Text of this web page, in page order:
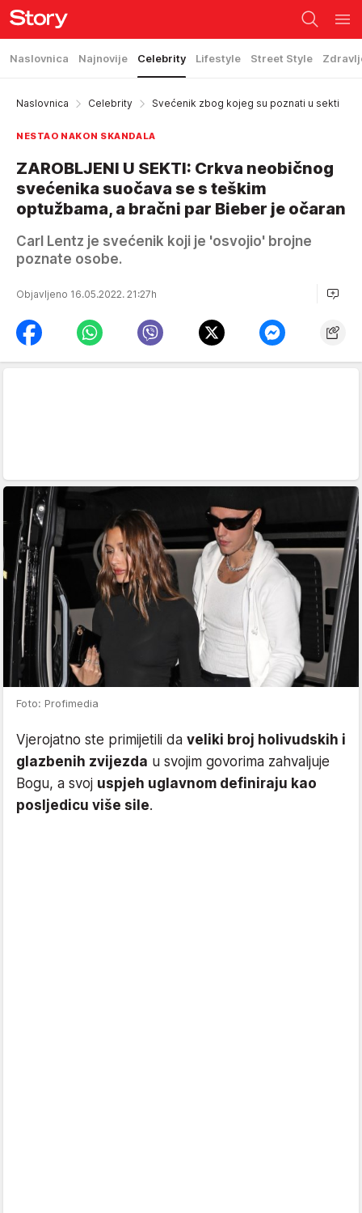
Naslovnica Najnovije Celebrity Lifestyle Street Style
Naslovnica Celebrity Svećenik zbog kojeg su poznati u sekti
NESTAO NAKON SKANDALA
ZAROBLJENI U SEKTI: Crkva neobičnog
svećenika suočava se s teškim
optužbama, a bračni par Bieber je očaran
Carl Lentz je svećenik koji je 'osvojio' brojne
poznate osobe.
Objavljeno 16.05.2022. 21:27h
Foto: Profimedia
Vjerojatno ste primijetili da veliki broj holivudskih i
glazbenih zvijezda u svojim govorima zahvaljuje
Bogu, a svoj uspjeh uglavnom definiraju kao
posljedicu više sile.